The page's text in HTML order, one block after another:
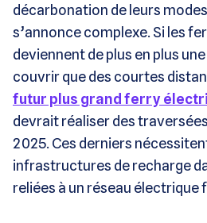
décarbonation de leurs
s’annonce complexe. Si les
deviennent de plus en plus
couvrir que des courtes
futur plus grand ferry
devrait réaliser des
2025. Ces derniers
infrastructures de recharge
reliées à un réseau électrique